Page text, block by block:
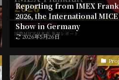
Reporting from IMEX
2026, the International
Show in Germany
2026年5月26日